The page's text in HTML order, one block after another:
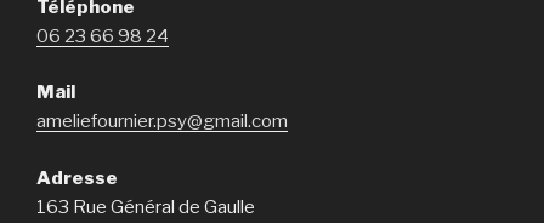
Téléphone
06 23 66 98 24
Mail
ameliefournier.psy@gmail.com
Adresse
163 Rue Général de Gaulle